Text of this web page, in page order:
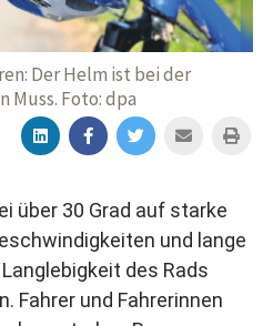
Der Helm ist bei der
Muss. Foto: dpa
über 30 Grad auf starke
und lange
des Rads
Fahrer und Fahrerinnen